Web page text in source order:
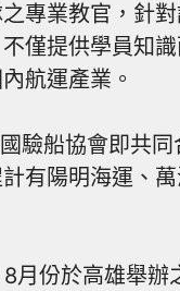
專業教官，針
僅提供學員知
航運產業。
驗船協會即共
有陽明海運、
月份於高雄舉